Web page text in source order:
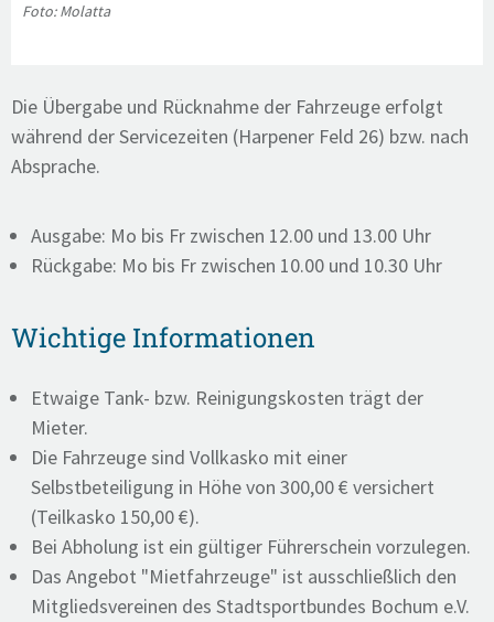
Foto: Molatta
Die Übergabe und Rücknahme der Fahrzeuge erfolgt
während der Servicezeiten (Harpener Feld 26) bzw. nach
Absprache.
Ausgabe: Mo bis Fr zwischen 12.00 und 13.00 Uhr
Rückgabe: Mo bis Fr zwischen 10.00 und 10.30 Uhr
Wichtige Informationen
Etwaige Tank- bzw. Reinigungskosten trägt der
Mieter.
Die Fahrzeuge sind Vollkasko mit einer
Selbstbeteiligung in Höhe von 300,00 € versichert
(Teilkasko 150,00 €).
Bei Abholung ist ein gültiger Führerschein vorzulegen.
Das Angebot "Mietfahrzeuge" ist ausschließlich den
Mitgliedsvereinen des Stadtsportbundes Bochum e.V.